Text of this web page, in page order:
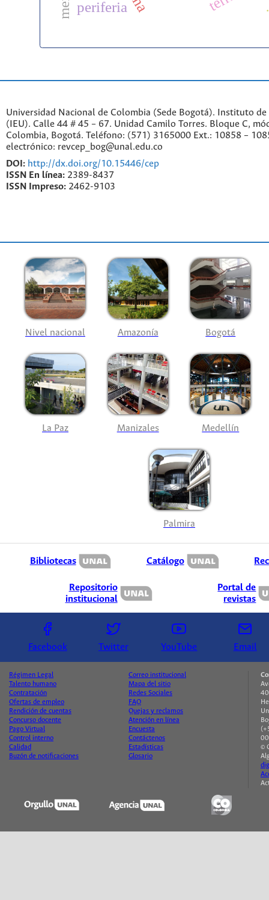
periferia
Universidad Nacional de Colombia (Sede Bogotá). Instituto
(IEU). Calle 44 # 45 – 67. Unidad Camilo Torres. Bloque C,
Colombia, Bogotá. Teléfono: (571) 3165000 Ext.: 10858 –
electrónico: revcep_bog@unal.edu.co
DOI: http://dx.doi.org/10.15446/cep
ISSN En línea: 2389-8437
ISSN Impreso: 2462-9103
Nivel nacional Amazonía Bogotá
La Paz Manizales Medellín
Palmira
Bibliotecas Catálogo
Repositorio
institucional
Portal de
revistas
Facebook Twitter YouTube Email
Régimen Legal
Talento humano
Contratación
Ofertas de empleo
Rendición de cuentas
Concurso docente
Pago Virtual
Control interno
Calidad
Buzón de notificaciones
Correo institucional
Mapa del sitio
Redes Sociales
FAQ
Quejas y reclamos
Atención en línea
Encuesta
Contáctenos
Estadísticas
Glosario
©